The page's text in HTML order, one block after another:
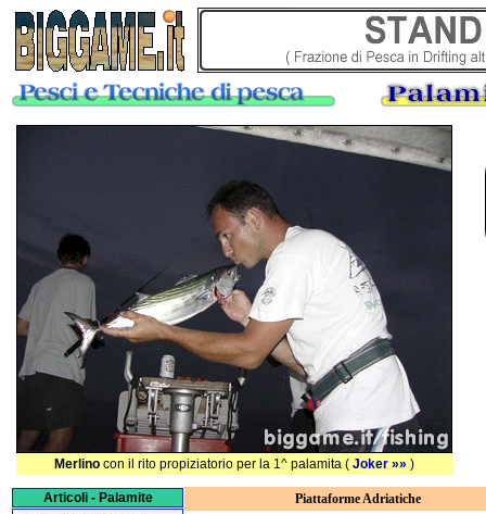
Articoli - Palamite Piattaforme Adriatiche
Merlino con il rito propiziatorio per la 1^ palamita ( Joker »» )